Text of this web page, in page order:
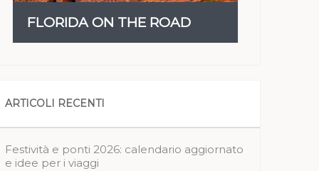
FLORIDA ON THE ROAD
ARTICOLI RECENTI
Festività e ponti 2026: calendario aggiornato
e idee per i viaggi